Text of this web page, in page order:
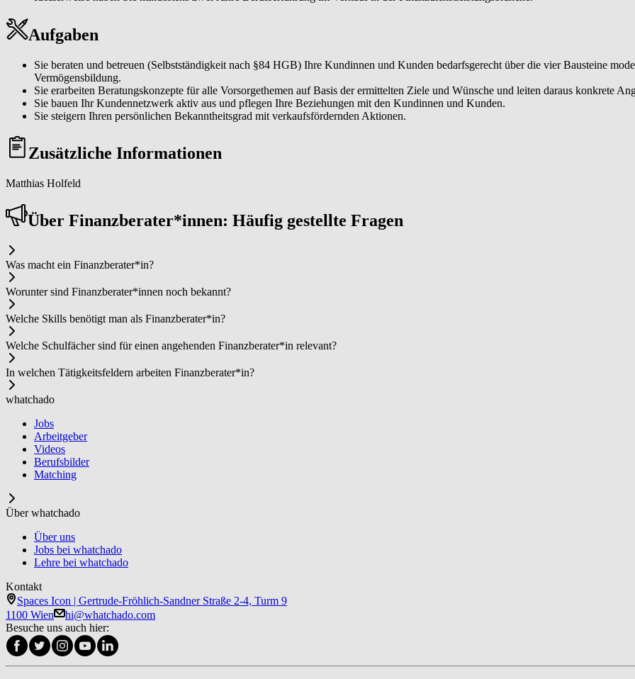
Aufgaben
Sie beraten und betreuen (Selbstständigkeit nach §84 HGB) Ihre Kundinnen und Kunden bedarfsgerecht über die vier Bausteine
Vermögensbildung.
Sie erarbeiten Beratungskonzepte für alle Vorsorgethemen auf Basis der ermittelten Ziele und Wünsche und leiten daraus konkrete
Sie bauen Ihr Kundennetzwerk aktiv aus und pflegen Ihre Beziehungen mit den Kundinnen und Kunden.
Sie steigern Ihren persönlichen Bekanntheitsgrad mit verkaufsfördernden Aktionen.
Zusätzliche Informationen
Matthias Holfeld
Über Fi­nanz­be­ra­ter*in­nen: Häufig gestellte Fragen
Was macht ein Fi­nanz­be­ra­ter*in?
Worunter sind Fi­nanz­be­ra­ter*in­nen noch bekannt?
Welche Skills benötigt man als Fi­nanz­be­ra­ter*in?
Welche Schulfächer sind für einen angehenden Fi­nanz­be­ra­ter*in relevant?
In welchen Tätigkeitsfeldern arbeiten Fi­nanz­be­ra­ter*in?
whatchado
Jobs
Arbeitgeber
Videos
Berufsbilder
Matching
Über whatchado
Über uns
Jobs bei whatchado
Lehre bei whatchado
Kontakt
Spaces Icon | Gertrude-Fröhlich-Sandner Straße 2-4, Turm 9
1100 Wien
hi@whatchado.com
Besuche uns auch hier: